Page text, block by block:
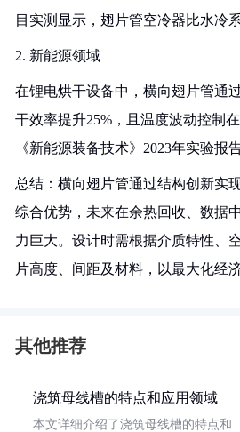
目实测显示，翅片管空冷器比水冷
2. 新能源领域
在锂电烘干设备中，横向翅片管通
干效率提升25%，且温度波动控制
《新能源装备技术》2023年实验报告
总结：横向翅片管通过结构创新实
综合优势，未来在余热回收、数据
力巨大。设计时需根据介质特性、
片高度、间距及材料，以最大化经济
其他推荐
浇筑母线槽的特点和应用领域
本文详细介绍了浇筑母线槽的特点和